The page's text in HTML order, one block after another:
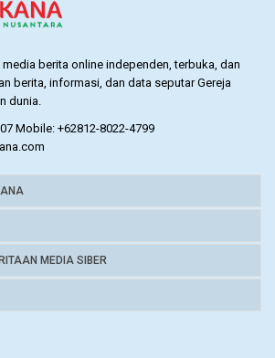
berita online independen, terbuka, dan
berita, informasi, dan data seputar Gereja
dunia.
Mobile: +62812-8022-4799
MEDIA SIBER